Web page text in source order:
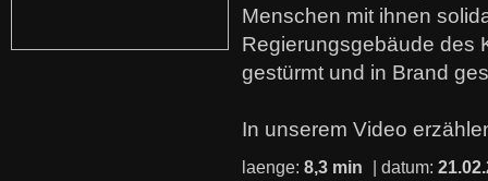
Menschen mit ihnen
Regierungsgebäude des
gestürmt und in Brand
In unserem Video
laenge: 8,3 min | datum: